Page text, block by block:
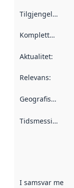
Tilgjengelighet
Kompletthet
Aktualitet:
Relevans:
Geografisk avgrensning
Tidsmessig avgrensning
I samsvar med